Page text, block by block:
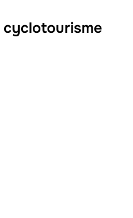
cyclotourisme